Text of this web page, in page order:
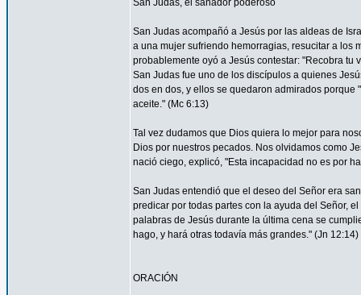
San Judas, el sanador poderoso
San Judas acompañó a Jesús por las aldeas de
a una mujer sufriendo hemorragias, resucitar a los
probablemente oyó a Jesús contestar: "Recobra tu
San Judas fue uno de los discípulos a quienes
dos en dos, y ellos se quedaron admirados
aceite." (Mc 6:13)
Tal vez dudamos que Dios quiera lo mejor para
Dios por nuestros pecados. Nos olvidamos como
nació ciego, explicó, "Esta incapacidad no es por
San Judas entendió que el deseo del Señor era
predicar por todas partes con la ayuda del Señor,
palabras de Jesús durante la última cena se
hago, y hará otras todavía más grandes." (Jn 12:14)
ORACIÓN